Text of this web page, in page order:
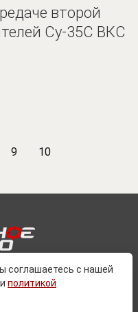
второй
Су-35С ВКС
9 10
соглашаетесь с нашей
и политикой